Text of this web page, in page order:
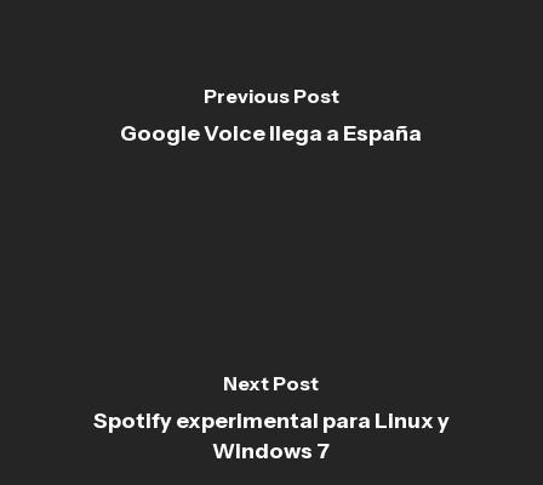
Previous Post
Google Voice llega a España
Next Post
Spotify experimental para Linux y
Windows 7